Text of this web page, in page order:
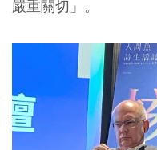
嚴重關切」。